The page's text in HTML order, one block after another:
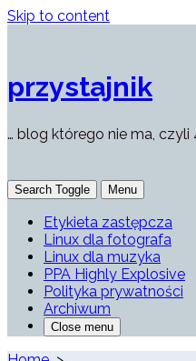
Skip to content
przystajnik
… blog którego nie ma, czyli
Search Toggle Menu
Etykieta zastępcza
Linux dla fotografa
Linux dla muzyka
PPA Highly Explosive
Polityka prywatności
Archiwum
Close menu